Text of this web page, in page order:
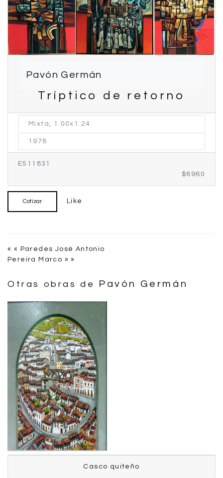
Pavón Germán
Tríptico de retorno
Mixta, 1.00x1.24
1978
E511831
$6960
Cotizar Like
« « Paredes José Antonio
Pereira Marco » »
Otras obras de Pavón Germán
Casco quiteño